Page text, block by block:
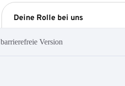
barrierefreie Version